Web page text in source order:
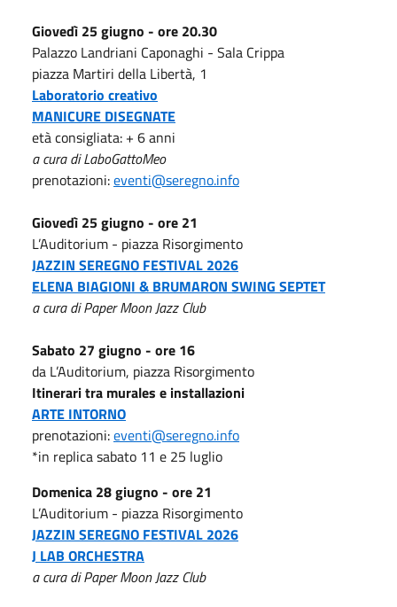
Giovedì 25 giugno - ore 20.30
Palazzo Landriani Caponaghi - Sala Crippa
piazza Martiri della Libertà, 1
Laboratorio creativo
MANICURE DISEGNATE
età consigliata: + 6 anni
a cura di LaboGattoMeo
prenotazioni:eventi@seregno.info
Giovedì 25 giugno - ore 21
L’Auditorium - piazza Risorgimento
JAZZIN SEREGNO FESTIVAL 2026
ELENA BIAGIONI & BRUMARON SWING SEPTET
a cura di Paper Moon Jazz Club
Sabato 27 giugno - ore 16
da L’Auditorium, piazza Risorgimento
Itinerari tra murales e installazioni
ARTE INTORNO
prenotazioni:eventi@seregno.info
*in replica sabato 11 e 25 luglio
Domenica 28 giugno - ore 21
L’Auditorium - piazza Risorgimento
JAZZIN SEREGNO FESTIVAL 2026
J LAB ORCHESTRA
a cura di Paper Moon Jazz Club